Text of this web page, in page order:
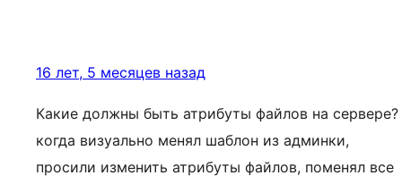
16 лет, 5 месяцев назад
Какие должны быть атрибуты файлов на сервере?
когда визуально менял шаблон из админки,
просили изменить атрибуты файлов, поменял все